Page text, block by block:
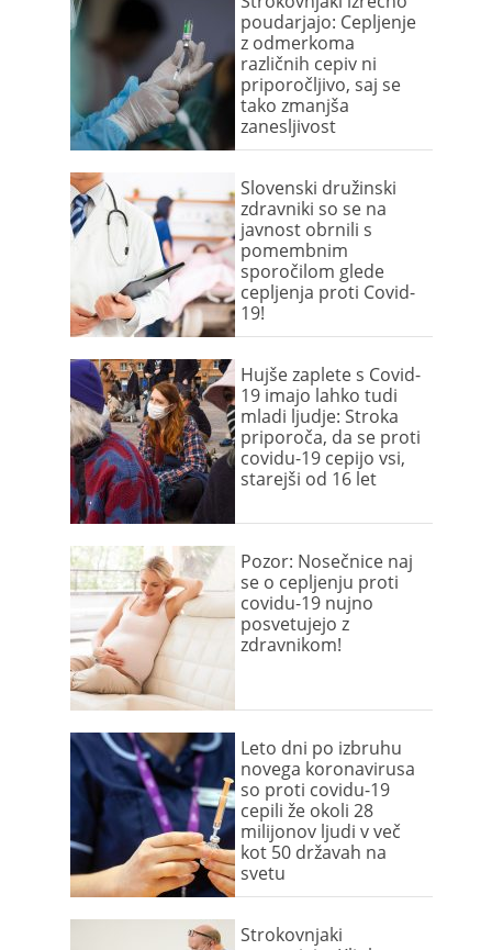
poudarjajo: Cepljenje
z odmerkoma
različnih cepiv ni
priporočljivo, saj se
tako zmanjša
zanesljivost
Slovenski družinski
zdravniki so se na
javnost obrnili s
pomembnim
sporočilom glede
cepljenja proti Covid-
19!
Hujše zaplete s Covid-
19 imajo lahko tudi
mladi ljudje: Stroka
priporoča, da se proti
covidu-19 cepijo vsi,
starejši od 16 let
Pozor: Nosečnice naj
se o cepljenju proti
covidu-19 nujno
posvetujejo z
zdravnikom!
Leto dni po izbruhu
novega koronavirusa
so proti covidu-19
cepili že okoli 28
milijonov ljudi v več
kot 50 državah na
svetu
Strokovnjaki